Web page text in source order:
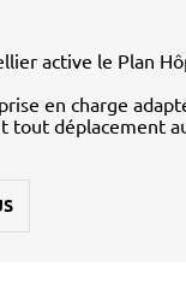
active le Plan
en charge
tout déplacement